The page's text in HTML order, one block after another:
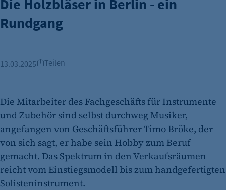
Die Holzbläser in Berlin - ein
Rundgang
13.03.2025 Teilen
Die Mitarbeiter des Fachgeschäfts für Instrumente
und Zubehör sind selbst durchweg Musiker,
angefangen von Geschäftsführer Timo Bröke, der
von sich sagt, er habe sein Hobby zum Beruf
gemacht. Das Spektrum in den Verkaufsräumen
reicht vom Einstiegsmodell bis zum handgefertigten
Solisteninstrument.